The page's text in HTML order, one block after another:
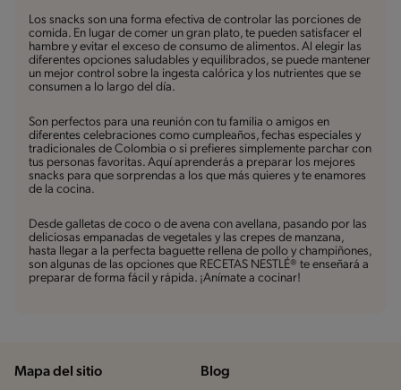
Los snacks son una forma efectiva de controlar las porciones de
comida. En lugar de comer un gran plato, te pueden satisfacer el
hambre y evitar el exceso de consumo de alimentos. Al elegir las
diferentes opciones saludables y equilibrados, se puede mantener
un mejor control sobre la ingesta calórica y los nutrientes que se
consumen a lo largo del día.
Son perfectos para una reunión con tu familia o amigos en
diferentes celebraciones como cumpleaños, fechas especiales y
tradicionales de Colombia o si prefieres simplemente parchar con
tus personas favoritas. Aquí aprenderás a preparar los mejores
snacks para que sorprendas a los que más quieres y te enamores
de la cocina.
Desde galletas de coco o de avena con avellana, pasando por las
deliciosas empanadas de vegetales y las crepes de manzana,
hasta llegar a la perfecta baguette rellena de pollo y champiñones,
son algunas de las opciones que RECETAS NESTLÉ® te enseñará a
preparar de forma fácil y rápida. ¡Anímate a cocinar!
Mapa del sitio Blog